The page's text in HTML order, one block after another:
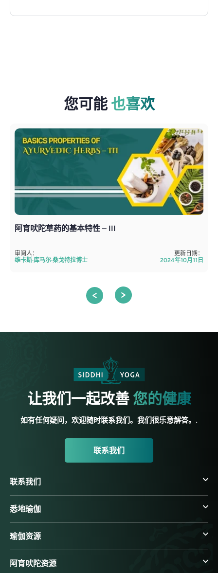
您可能 也喜欢
阿育吠陀草药的基本特性 – III
审阅人：
维卡斯·库马尔·桑戈特拉博士
更新日期：
2024年10月11日
让我们一起改善 您的健康
如有任何疑问，欢迎随时联系我们。我们很乐意解答。.
联系我们
联系我们
悉地瑜伽
瑜伽资源
阿育吠陀资源